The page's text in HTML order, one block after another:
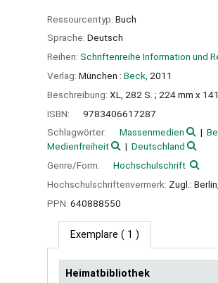
Ressourcentyp: Buch
Sprache: Deutsch
Reihen: Schriftenreihe Information und
Verlag: München : Beck, 2011
Beschreibung: XL, 282 S. ; 224 mm x
ISBN:
9783406617287
Schlagwörter:
Massenmedien
Medienfreiheit
Deutschland
Genre/Form:
Hochschulschrift
Hochschulschriftenvermerk: Zugl.:
PPN: 640888550
Exemplare ( 1 )
Heimatbibliothek